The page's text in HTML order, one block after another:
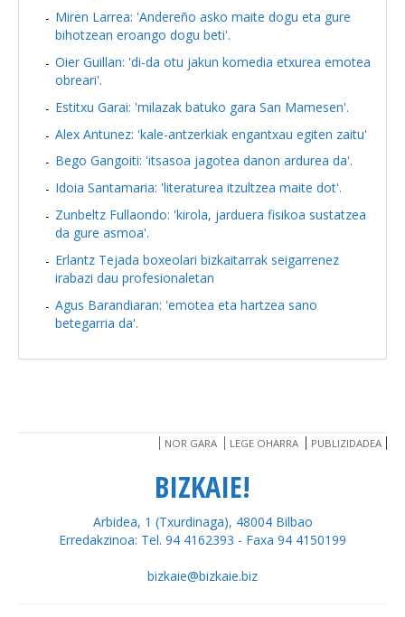
Miren Larrea: 'Andereño asko maite dogu eta gure
bihotzean eroango dogu beti'.
Oier Guillan: 'di-da otu jakun komedia etxurea emotea
obreari'.
Estitxu Garai: 'milazak batuko gara San Mamesen'.
Alex Antunez: 'kale-antzerkiak engantxau egiten zaitu'
Bego Gangoiti: 'itsasoa jagotea danon ardurea da'.
Idoia Santamaria: 'literaturea itzultzea maite dot'.
Zunbeltz Fullaondo: 'kirola, jarduera fisikoa sustatzea
da gure asmoa'.
Erlantz Tejada boxeolari bizkaitarrak seigarrenez
irabazi dau profesionaletan
Agus Barandiaran: 'emotea eta hartzea sano
betegarria da'.
NOR GARA LEGE OHARRA PUBLIZIDADEA
BIZKAIE!
Arbidea, 1 (Txurdinaga), 48004 Bilbao
Erredakzinoa: Tel. 94 4162393 - Faxa 94 4150199
bizkaie@bizkaie.biz